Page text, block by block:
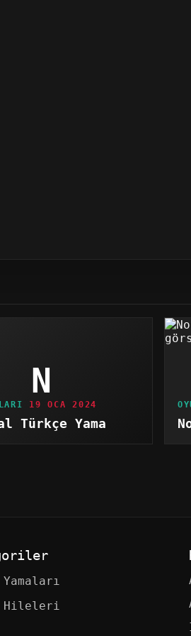
N
19 OCA 2024
Türkçe Yama
Yamaları
Hileleri